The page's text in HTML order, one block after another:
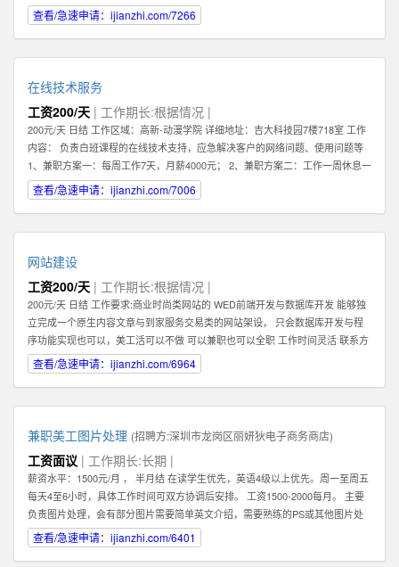
面，交互设计，logo及icon设计等； 3、熟练把握网页各元素和要件，能够独立
进行网站美工布局的设计； 4、不断完善和熟悉，负责网站整体架构的设计和网
的收集、整理、汇总、归档等工作，为公司各项目的成功开发提供优质素材；
6、负责公司产品包括网页和手机应用程序等的人机交互界面设计，提高用户使
用体验； 7、根据项目具体要求解决各类UI设计和优化问题。 职位要求： 1、一
年以上相关专业工作经验。 2、熟练使用设计工具如Photoshop，Illustrator，
Flash等；掌握HTML，XHTML，CSS，XML，JavaScrip等常用语言软件。 3、
具有丰富的视觉创作经验和独到的审美修养 4、具备优秀的网站整体策划、设计
能力,有丰富的网页设计经验. 有意向的请直接电话联系，附上您的案例作品。
查看/急速申请：ijianzhi.com/7266
在线技术服务
工资200/天 | 工作期长:根据情况 |
200元/天 日结 工作区域：高新-动漫学院 详细地址：吉大科技园7楼718室 工作
内容： 负责白班课程的在线技术支持，应急解决客户的网络问题、使用问题等
1、兼职方案一：每周工作7天，月薪4000元； 2、兼职方案二：工作一周休息一
周，月薪2000元 3、7月9日开始正式上班 4、兼职大学生暑假打工优先考虑 联
系方式 王先生
查看/急速申请：ijianzhi.com/7006
网站建设
工资200/天 | 工作期长:根据情况 |
200元/天 日结 工作要求:商业时尚类网站的 WED前端开发与数据库开发 能够独
立完成一个原生内容文章与到家服务交易类的网站架设， 只会数据库开发与程
序功能实现也可以，美工活可以不做 可以兼职也可以全职 工作时间灵活 联系方
式 李经理 工作区域：浑南新区-全运路 详细地址：沈中大街28号
查看/急速申请：ijianzhi.com/6964
兼职美工图片处理 (招聘方:深圳市龙岗区丽妍狄电子商务商店)
工资面议 | 工作期长:长期 |
薪资水平：1500元/月 ， 半月结 在读学生优先，英语4级以上优先。周一至周五
每天4至6小时，具体工作时间可双方协调后安排。 工资1500-2000每月。 主要
负责图片处理，会有部分图片需要简单英文介绍，需要熟练的PS或其他图片处
理软件。 可以在家办公，图片处理过程中需要有一定的想法和创新。 联系人：
肖女士 公司地址：龙岗中心城
查看/急速申请：ijianzhi.com/6401